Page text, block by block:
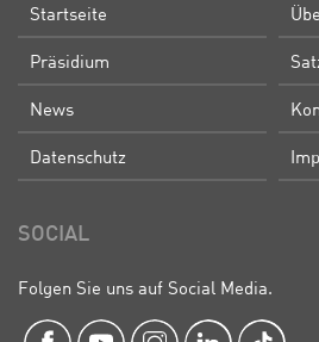
Startseite
Präsidium
News
Datenschutz
SOCIAL
Folgen Sie uns auf Social Media.